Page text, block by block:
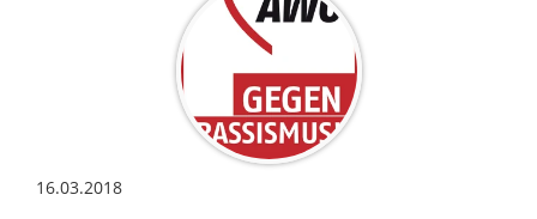
16.03.2018